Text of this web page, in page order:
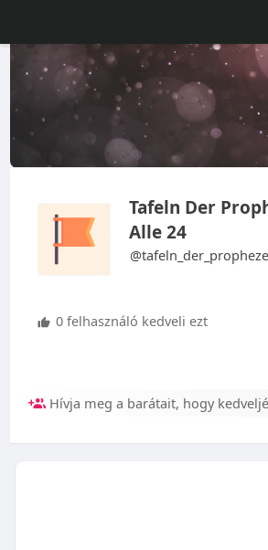
Tafeln Der
Alle 24
0 felhasználó kedveli ezt
Hívja meg a barátait, hogy